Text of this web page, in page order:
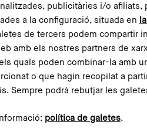
escoles de l’AMB es
analitzats (528 escoles) se
superior a 15), i un
valors entre 21 i 25 punts.
puntuació màxima
d’un entorn escolar
publicitàries i/o afiliats,
a la configuració, situada en
de tercers podem compartir
amb els nostres partners de
quals poden combinar-la amb
o que hagin recopilat a
Sempre podrà rebutjar les
política de galetes.